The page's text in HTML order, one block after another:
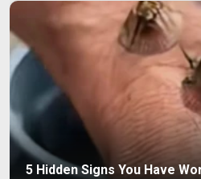
5 Hidden Signs You Have